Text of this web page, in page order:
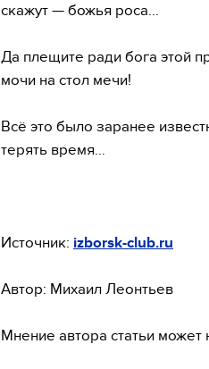
скажут — божья роса…
Да плещите ради бога этой
мочи на стол мечи!
Всё это было заранее
терять время…
Источник: izborsk-club.ru
Автор: Михаил Леонтьев
Мнение автора статьи